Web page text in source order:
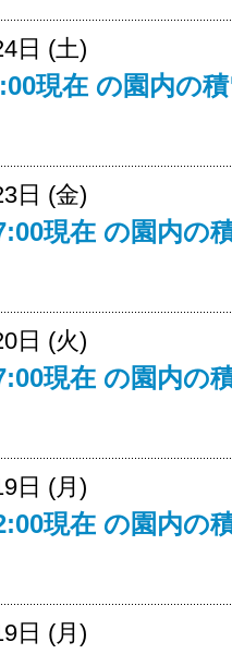
日 (土)
現在 の園内の
日 (金)
現在 の園内の
日 (火)
現在 の園内の
日 (月)
現在 の園内の
日 (月)